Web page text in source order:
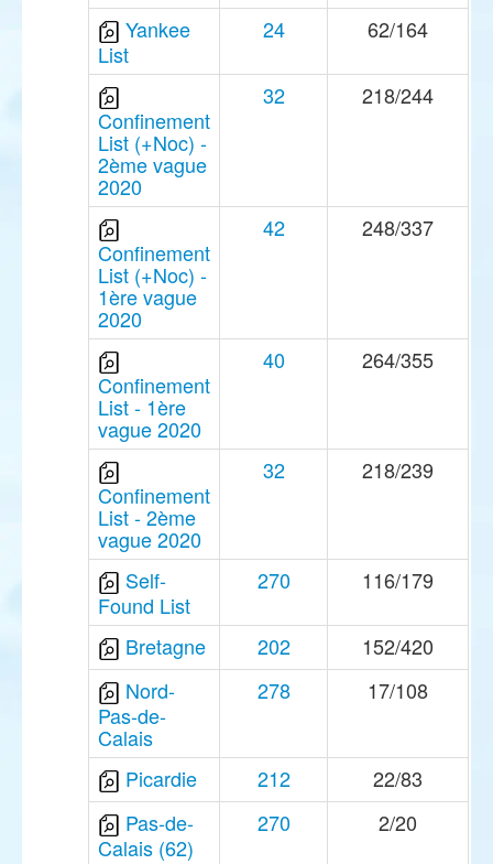
Yankee
List
24 62/164
Confinement
List (+Noc) -
2ème vague
2020
32 218/244
Confinement
List (+Noc) -
1ère vague
2020
42 248/337
Confinement
List - 1ère
vague 2020
40 264/355
Confinement
List - 2ème
vague 2020
32 218/239
Self-
Found List
270 116/179
Bretagne 202
152/420
Nord-
Pas-de-
Calais
278 17/108
Picardie 212
22/83
Pas-de-
Calais (62)
270 2/20